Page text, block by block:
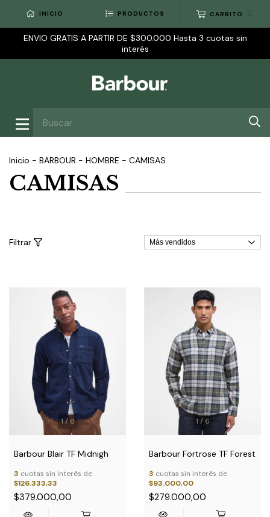
INICIO PRODUCTOS CARRITO
ENVIO GRATIS A PARTIR DE $300.000 Hasta 3 cuotas sin
interés
Inicio - BARBOUR - HOMBRE - CAMISAS
CAMISAS
Filtrar
1/8
Barbour Blair TF Midnigh
3 cuotas sin interés de
$126.333,33
$379.000,00
1 / 6
Barbour Fortrose TF Forest
3 cuotas sin interés de
$93.000,00
$279.000,00